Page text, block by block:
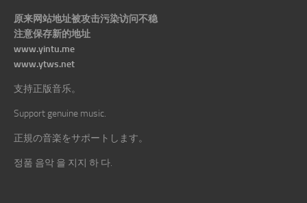
原来网站地址被攻击污染访问不稳
注意保存新的地址
www.yintu.me
www.ytws.net
支持正版音乐。
Support genuine music.
正規の音楽をサポートします。
정품 음악 을 지지 하 다.